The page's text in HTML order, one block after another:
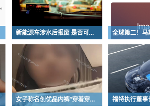
新能源车涉水后报废 是否可以全损理赔
女子称名创优品内裤“穿着穿着掉了”让其颜面尽失 品牌方客服回应：已启动紧急调查